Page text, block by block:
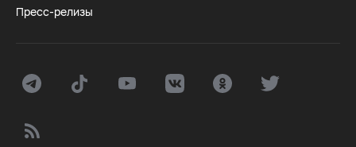
Пресс-релизы